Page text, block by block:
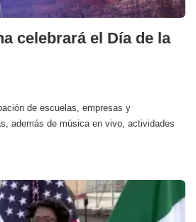
celebrará el Día de la
de escuelas, empresas y
además de música en vivo, actividades